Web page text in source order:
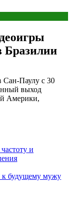
Бразилии
Сан-Паулу с 30
выход
Америки,
и
к будущему мужу